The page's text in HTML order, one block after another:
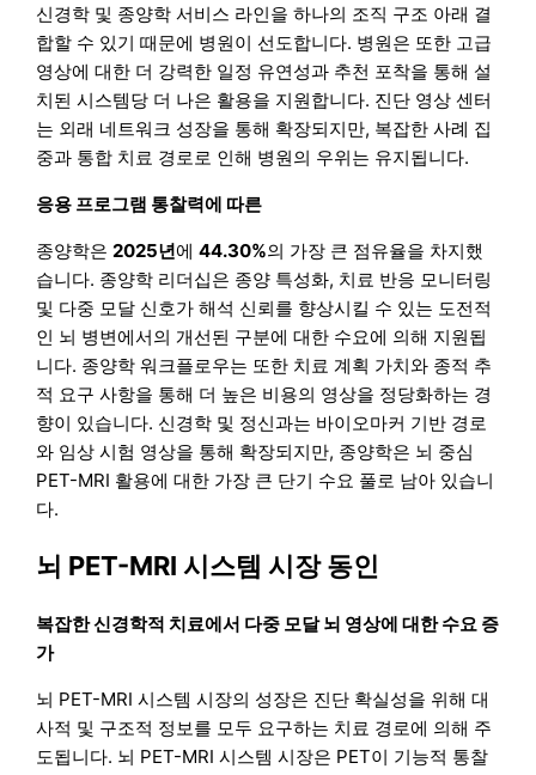
신경학 및 종양학 서비스 라인을 하나의 조직 구조 아래 결
합할 수 있기 때문에 병원이 선도합니다. 병원은 또한 고급
영상에 대한 더 강력한 일정 유연성과 추천 포착을 통해 설
치된 시스템당 더 나은 활용을 지원합니다. 진단 영상 센터
는 외래 네트워크 성장을 통해 확장되지만, 복잡한 사례 집
중과 통합 치료 경로로 인해 병원의 우위는 유지됩니다.
응용 프로그램 통찰력에 따른
종양학은2025년에44.30%의 가장 큰 점유율을 차지했
습니다. 종양학 리더십은 종양 특성화, 치료 반응 모니터링
및 다중 모달 신호가 해석 신뢰를 향상시킬 수 있는 도전적
인 뇌 병변에서의 개선된 구분에 대한 수요에 의해 지원됩
니다. 종양학 워크플로우는 또한 치료 계획 가치와 종적 추
적 요구 사항을 통해 더 높은 비용의 영상을 정당화하는 경
향이 있습니다. 신경학 및 정신과는 바이오마커 기반 경로
와 임상 시험 영상을 통해 확장되지만, 종양학은 뇌 중심
PET-MRI 활용에 대한 가장 큰 단기 수요 풀로 남아 있습니
다.
뇌 PET-MRI 시스템 시장 동인
복잡한 신경학적 치료에서 다중 모달 뇌 영상에 대한 수요 증
가
뇌 PET-MRI 시스템 시장의 성장은 진단 확실성을 위해 대
사적 및 구조적 정보를 모두 요구하는 치료 경로에 의해 주
도됩니다. 뇌 PET-MRI 시스템 시장은 PET이 기능적 통찰